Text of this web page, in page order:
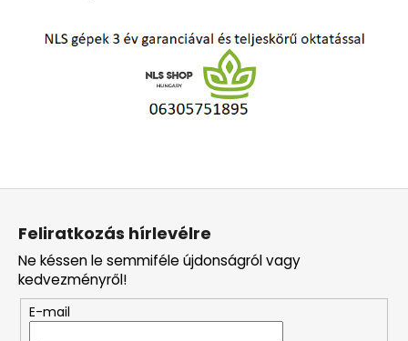
L
Feliratkozás hírlevélre
Ne késsen le semmiféle újdonságról vagy
kedvezményről!
E-mail